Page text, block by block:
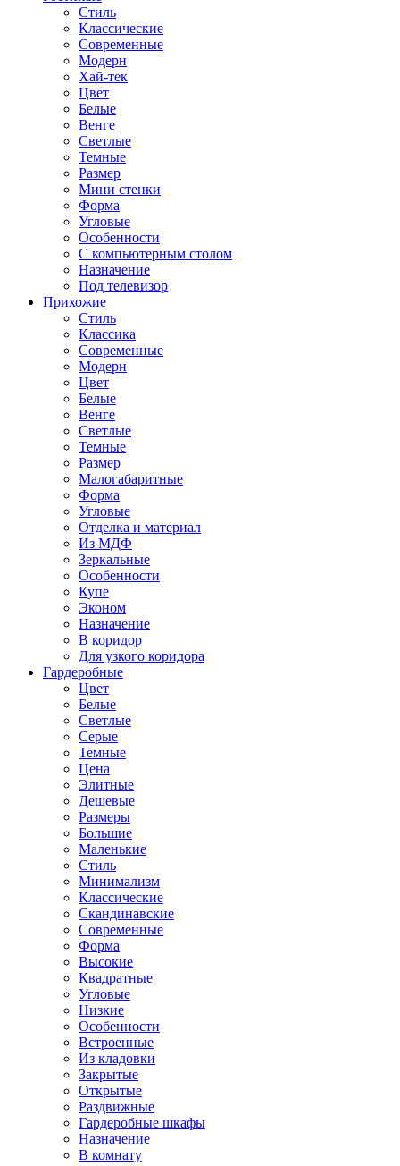
Стиль
Классические
Современные
Модерн
Хай-тек
Цвет
Белые
Венге
Светлые
Темные
Размер
Мини стенки
Форма
Угловые
Особенности
С компьютерным столом
Назначение
Под телевизор
Прихожие
Стиль
Классика
Современные
Модерн
Цвет
Белые
Венге
Светлые
Темные
Размер
Малогабаритные
Форма
Угловые
Отделка и материал
Из МДФ
Зеркальные
Особенности
Купе
Эконом
Назначение
В коридор
Для узкого коридора
Гардеробные
Цвет
Белые
Светлые
Серые
Темные
Цена
Элитные
Дешевые
Размеры
Большие
Маленькие
Стиль
Минимализм
Классические
Скандинавские
Современные
Форма
Высокие
Квадратные
Угловые
Низкие
Особенности
Встроенные
Из кладовки
Закрытые
Открытые
Раздвижные
Гардеробные шкафы
Назначение
В комнату